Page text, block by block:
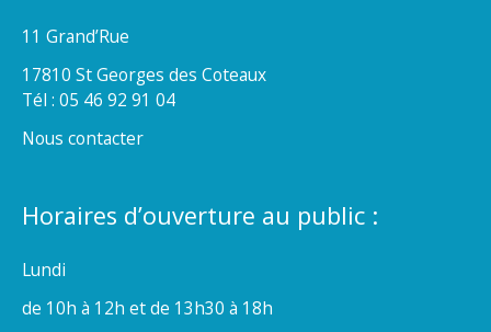
11 Grand’Rue
17810 St Georges des Coteaux
Tél : 05 46 92 91 04
Nous contacter
Horaires d’ouverture au public :
Lundi
de 10h à 12h et de 13h30 à 18h